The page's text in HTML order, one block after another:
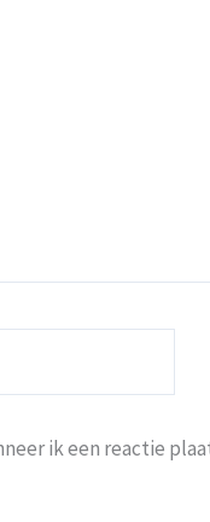
ik een reactie